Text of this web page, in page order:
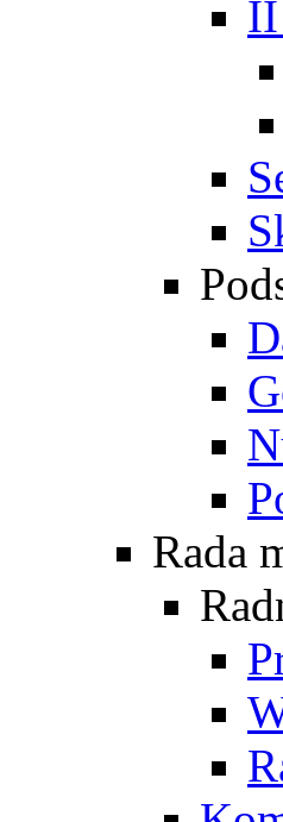
II
Rada